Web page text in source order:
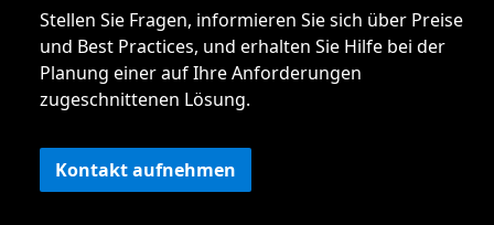
Stellen Sie Fragen, informieren Sie sich über Preise
und Best Practices, und erhalten Sie Hilfe bei der
Planung einer auf Ihre Anforderungen
zugeschnittenen Lösung.
Kontakt aufnehmen